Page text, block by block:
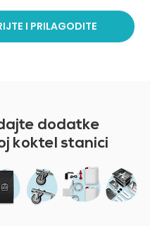
I PRILAGODITE
dodatke
koktel stanici